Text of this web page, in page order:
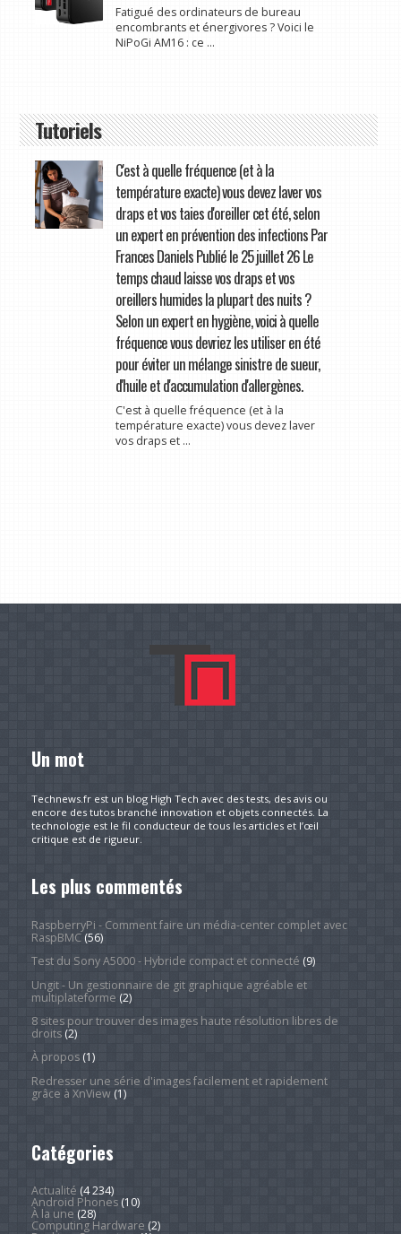
Fatigué des ordinateurs de bureau
encombrants et énergivores ? Voici le
NiPoGi AM16 : ce ...
Tutoriels
C'est à quelle fréquence (et à la
température exacte) vous devez laver vos
draps et vos taies d'oreiller cet été, selon
un expert en prévention des infections Par
Frances Daniels Publié le 25 juillet 26 Le
temps chaud laisse vos draps et vos
oreillers humides la plupart des nuits ?
Selon un expert en hygiène, voici à quelle
fréquence vous devriez les utiliser en été
pour éviter un mélange sinistre de sueur,
d'huile et d'accumulation d'allergènes.
C'est à quelle fréquence (et à la
température exacte) vous devez laver
vos draps et ...
Un mot
Technews.fr est un blog High Tech avec des tests, des avis ou
encore des tutos branché innovation et objets connectés. La
technologie est le fil conducteur de tous les articles et l’œil
critique est de rigueur.
Les plus commentés
RaspberryPi - Comment faire un média-center complet avec
RaspBMC(56)
Test du Sony A5000 - Hybride compact et connecté (9)
Ungit - Un gestionnaire de git graphique agréable et
multiplateforme (2)
8 sites pour trouver des images haute résolution libres de
droits(2)
À propos(1)
Redresser une série d'images facilement et rapidement
grâce à XnView(1)
Catégories
Actualité (4 234)
Android Phones(10)
À la une (28)
Computing Hardware (2)